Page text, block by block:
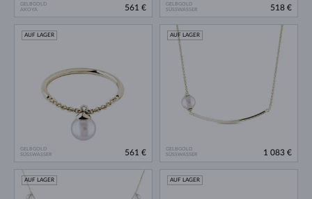
GELBGOLD
AKOYA
561 €
GELBGOLD
SÜSSWASSER
518 €
GELBGOLD
SÜSSWASSER
AUF LAGER
561 €
GELBGOLD
SÜSSWASSER
AUF LAGER
1 083 €
AUF LAGER AUF LAGER